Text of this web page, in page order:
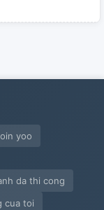
yoo
da thi cong
cua toi